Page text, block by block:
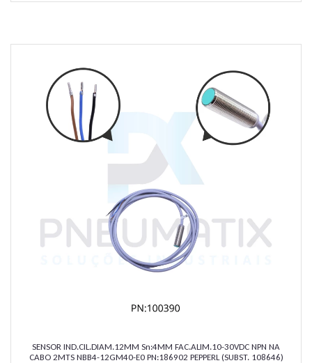
SENSOR IND.CIL.DIAM.12MM Sn:4MM FAC.ALIM.10-30VDC NPN NA
CABO 2MTS NBB4-12GM40-E0 PN:186902 PEPPERL (SUBST. 108646)